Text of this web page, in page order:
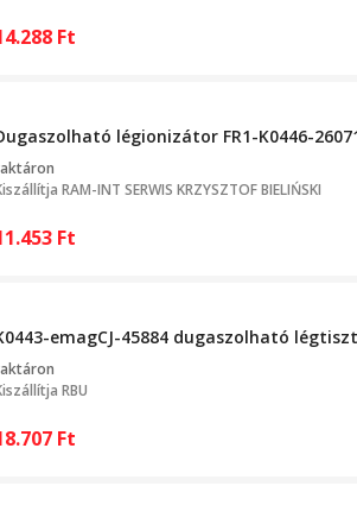
Ft
légionizátor FR1-K0446-
RAM-INT SERWIS KRZYSZTOF BIELIŃSKI
Ft
emagCJ-45884 dugaszolható
RBU
Ft